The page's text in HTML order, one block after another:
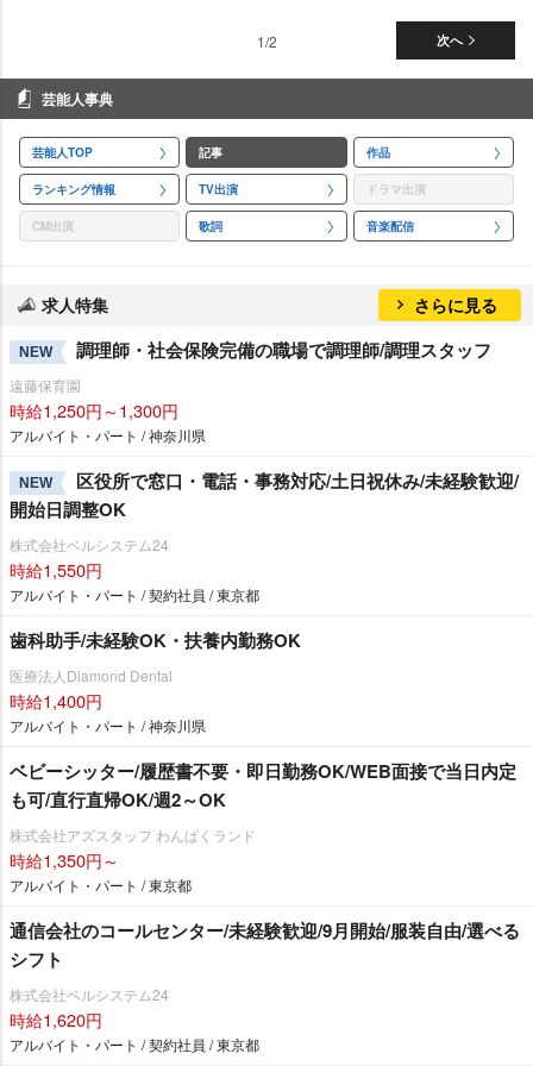
次へ
1/2
芸能人事典
芸能人TOP 記事 作品
ランキング情報 TV出演 ドラマ出演
CM出演 歌詞 音楽配信
求人特集 さらに見る
NEW 調理師・社会保険完備の職場で調理師/調理スタッフ
遠藤保育園
時給1,250円～1,300円
アルバイト・パート / 神奈川県
NEW
区役所で窓口・電話・事務対応/土日祝休み/未経験歓迎/
開始日調整OK
株式会社ベルシステム24
時給1,550円
アルバイト・パート / 契約社員 / 東京都
歯科助手/未経験OK・扶養内勤務OK
医療法人Diamond Dental
時給1,400円
アルバイト・パート / 神奈川県
ベビーシッター/履歴書不要・即日勤務OK/WEB面接で当日内定
も可/直行直帰OK/週2～OK
株式会社アズスタッフ わんぱくランド
時給1,350円～
アルバイト・パート / 東京都
通信会社のコールセンター/未経験歓迎/9月開始/服装自由/選べる
シフト
株式会社ベルシステム24
時給1,620円
アルバイト・パート / 契約社員 / 東京都